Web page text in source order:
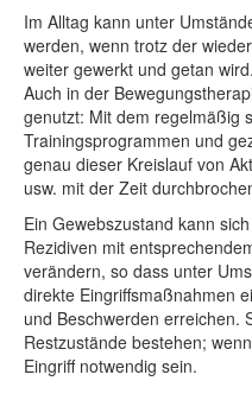
Im Alltag kann unter
werden, wenn trotz der
weiter gewerkt und getan wird.
Auch in der
genutzt: Mit dem regelmäßig
Trainingsprogrammen und
genau dieser Kreislauf von
usw. mit der Zeit
Ein Gewebszustand kann
Rezidiven mit
verändern, so dass unter
direkte Eingriffsmaßnahmen
und Beschwerden erreichen.
Restzustände bestehen;
Eingriff notwendig sein.